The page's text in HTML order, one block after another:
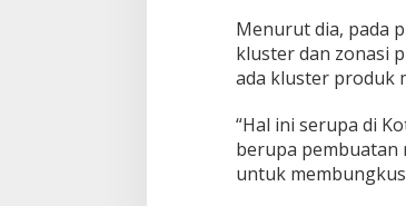
Menurut dia, pada
kluster dan zonasi
ada kluster produk
“Hal ini serupa di
berupa pembuatan
untuk membungkus